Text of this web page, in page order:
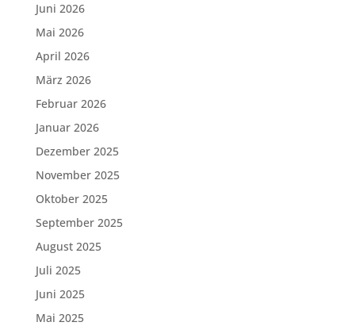
Juni 2026
Mai 2026
April 2026
März 2026
Februar 2026
Januar 2026
Dezember 2025
November 2025
Oktober 2025
September 2025
August 2025
Juli 2025
Juni 2025
Mai 2025